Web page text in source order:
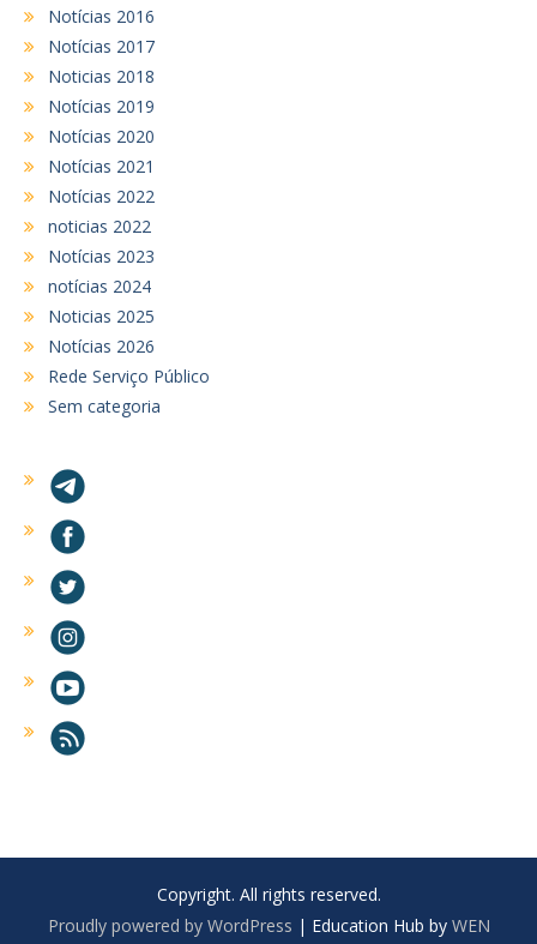
Notícias 2016
Notícias 2017
Noticias 2018
Notícias 2019
Notícias 2020
Notícias 2021
Notícias 2022
noticias 2022
Notícias 2023
notícias 2024
Noticias 2025
Notícias 2026
Rede Serviço Público
Sem categoria
Copyright. All rights reserved.
Proudly powered by WordPress | Education Hub by WEN